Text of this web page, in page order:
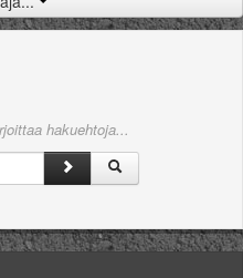
hakuehtoja...